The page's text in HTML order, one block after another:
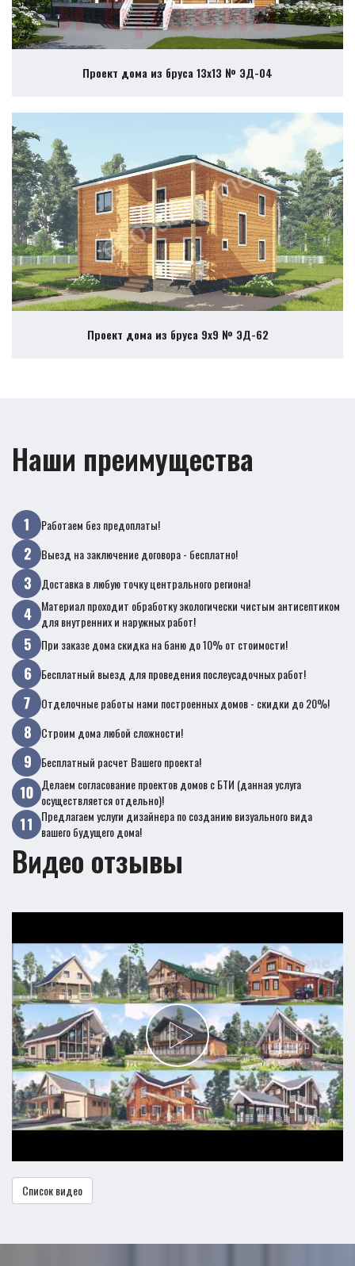
Проект дома из бруса 13х13 № ЭД-04
Проект дома из бруса 9х9 № ЭД-62
Наши преимущества
Работаем без предоплаты!
Выезд на заключение договора - бесплатно!
Доставка в любую точку центрального региона!
Материал проходит обработку экологически чистым антисептиком
для внутренних и наружных работ!
При заказе дома скидка на баню до 10% от стоимости!
Бесплатный выезд для проведения послеусадочных работ!
Отделочные работы нами построенных домов - скидки до 20%!
Строим дома любой сложности!
Бесплатный расчет Вашего проекта!
Делаем согласование проектов домов с БТИ (данная услуга
осуществляется отдельно)!
Предлагаем услуги дизайнера по созданию визуального вида
вашего будущего дома!
Видео отзывы
Список видео